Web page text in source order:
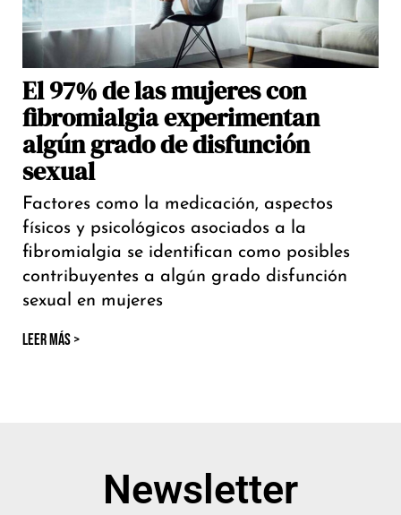
El 97% de las mujeres con
fibromialgia experimentan
algún grado de disfunción
sexual
Factores como la medicación, aspectos
físicos y psicológicos asociados a la
fibromialgia se identifican como posibles
contribuyentes a algún grado disfunción
sexual en mujeres
LEER MÁS >
Newsletter